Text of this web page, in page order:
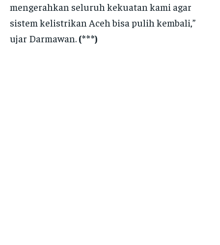
mengerahkan seluruh kekuatan kami agar
sistem kelistrikan Aceh bisa pulih kembali,”
ujar Darmawan. (***)